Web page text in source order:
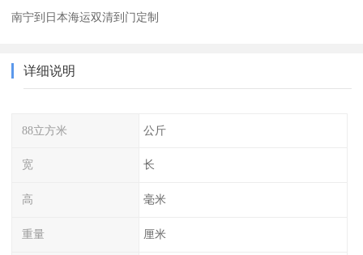
南宁到日本海运双清到门定制
详细说明
88立方米 公斤
宽 长
高 毫米
重量 厘米